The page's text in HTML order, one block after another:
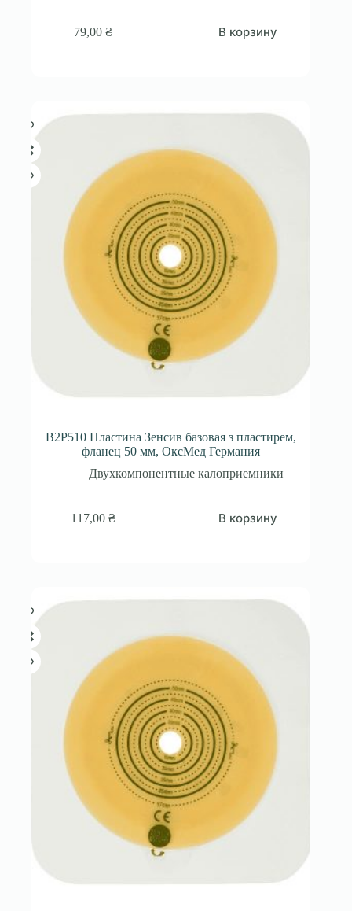
79,00₴ В корзину
B2P510 Пластина Зенсив базовая з пластирем,
фланец 50 мм, ОксМед Германия
Двухкомпонентные калоприемники
117,00₴ В корзину